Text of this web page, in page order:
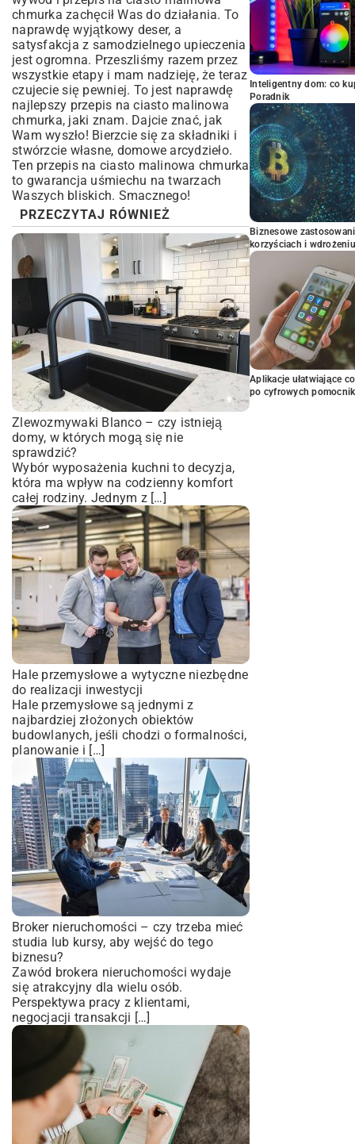
chmurka zachęcił Was do działania. To
naprawdę wyjątkowy deser, a
satysfakcja z samodzielnego upieczenia
jest ogromna. Przeszliśmy razem przez
wszystkie etapy i mam nadzieję, że teraz
czujecie się pewniej. To jest naprawdę
najlepszy przepis na ciasto malinowa
chmurka, jaki znam. Dajcie znać, jak
Wam wyszło! Bierzcie się za składniki i
stwórzcie własne, domowe arcydzieło.
Ten przepis na ciasto malinowa chmurka
to gwarancja uśmiechu na twarzach
Waszych bliskich. Smacznego!
PRZECZYTAJ RÓWNIEŻ
Zlewozmywaki Blanco – czy istnieją
domy, w których mogą się nie
sprawdzić?
Wybór wyposażenia kuchni to decyzja,
która ma wpływ na codzienny komfort
całej rodziny. Jednym z […]
Hale przemysłowe a wytyczne niezbędne
do realizacji inwestycji
Hale przemysłowe są jednymi z
najbardziej złożonych obiektów
budowlanych, jeśli chodzi o formalności,
planowanie i […]
Broker nieruchomości – czy trzeba mieć
studia lub kursy, aby wejść do tego
biznesu?
Zawód brokera nieruchomości wydaje
się atrakcyjny dla wielu osób.
Perspektywa pracy z klientami,
negocjacji transakcji […]
Inteligentny dom: co
Poradnik
Biznesowe
korzyściach i wdrożeniu
Aplikacje ułatwiające
po cyfrowych